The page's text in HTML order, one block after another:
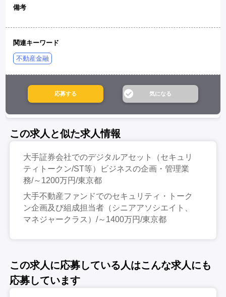
備考
関連キーワード
不動産金融
この求人と似た求人情報
大手証券会社でのデジタルアセット（セキュリ
ティトークン/ST等）ビジネスの企画・管理業
務/～1200万円/東京都
大手不動産ファンドでのセキュリティ・トーク
ン企画及び組成担当者（シニアアソシエイト、
マネジャークラス）/～1400万円/東京都
この求人に応募している人はこんな求人にも
応募しています